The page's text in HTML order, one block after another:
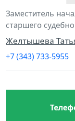
Заместитель
старшего
Желтышева
+7 (343) 733-5955